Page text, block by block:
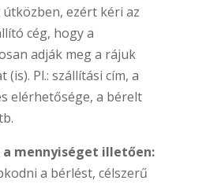
ezért kéri az
cég, hogy a
adják meg a rájuk
Pl.: szállítási cím, a
elérhetősége, a bérelt
a mennyiséget illetően:
a bérlést, célszerű